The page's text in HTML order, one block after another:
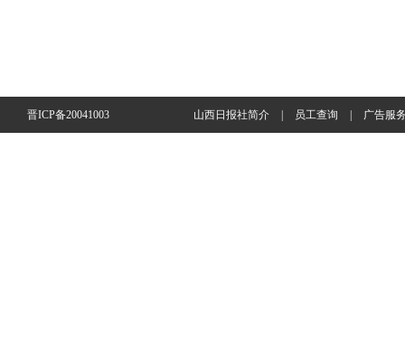
晋ICP备20041003 山西日报社简介 员工查询 广告服